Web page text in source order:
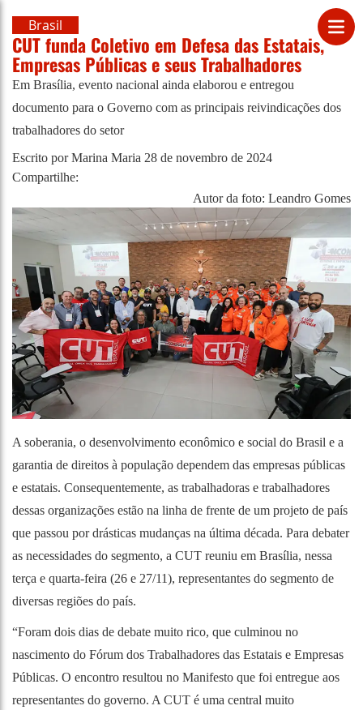
Brasil
CUT funda Coletivo em Defesa das Estatais,
Empresas Públicas e seus Trabalhadores
Em Brasília, evento nacional ainda elaborou e entregou
documento para o Governo com as principais reivindicações dos
trabalhadores do setor
Escrito por Marina Maria 28 de novembro de 2024
Compartilhe:
Autor da foto: Leandro Gomes
A soberania, o desenvolvimento econômico e social do Brasil e a
garantia de direitos à população dependem das empresas públicas
e estatais. Consequentemente, as trabalhadoras e trabalhadores
dessas organizações estão na linha de frente de um projeto de país
que passou por drásticas mudanças na última década. Para debater
as necessidades do segmento, a CUT reuniu em Brasília, nessa
terça e quarta-feira (26 e 27/11), representantes do segmento de
diversas regiões do país.
“Foram dois dias de debate muito rico, que culminou no
nascimento do Fórum dos Trabalhadores das Estatais e Empresas
Públicas. O encontro resultou no Manifesto que foi entregue aos
representantes do governo. A CUT é uma central muito